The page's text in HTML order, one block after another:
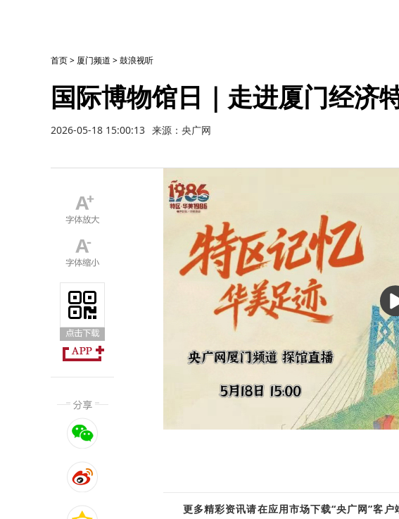
首页> 厦门频道 >鼓浪视听
国际博物馆日｜走进厦门经济
2026-05-18 15:00:13 来源：央广网
更多精彩资讯请在应用市场下载“央广网”客